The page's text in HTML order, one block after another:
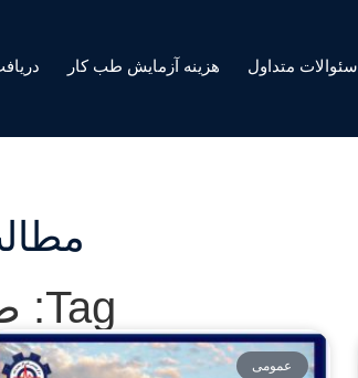
سئوالات متداول هزینه آزمایش طب کار
Tag: طبکار کرج
عمومی